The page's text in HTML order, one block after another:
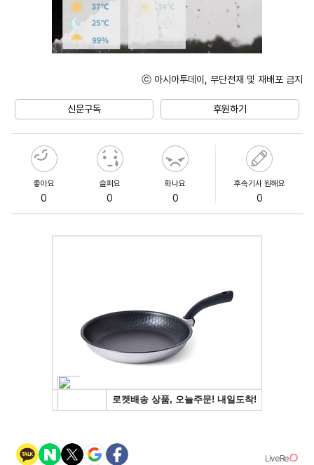
ⓒ 아시아투데이, 무단전재 및 재배포 금지
신문구독 후원하기
좋아요
0
슬퍼요
0
화나요
0
후속기사 원해요
0